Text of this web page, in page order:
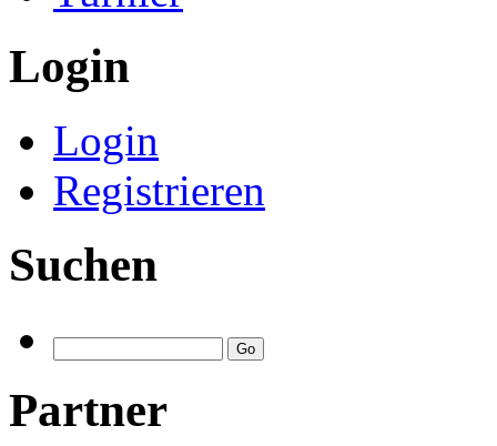
Login
Login
Registrieren
Suchen
Partner